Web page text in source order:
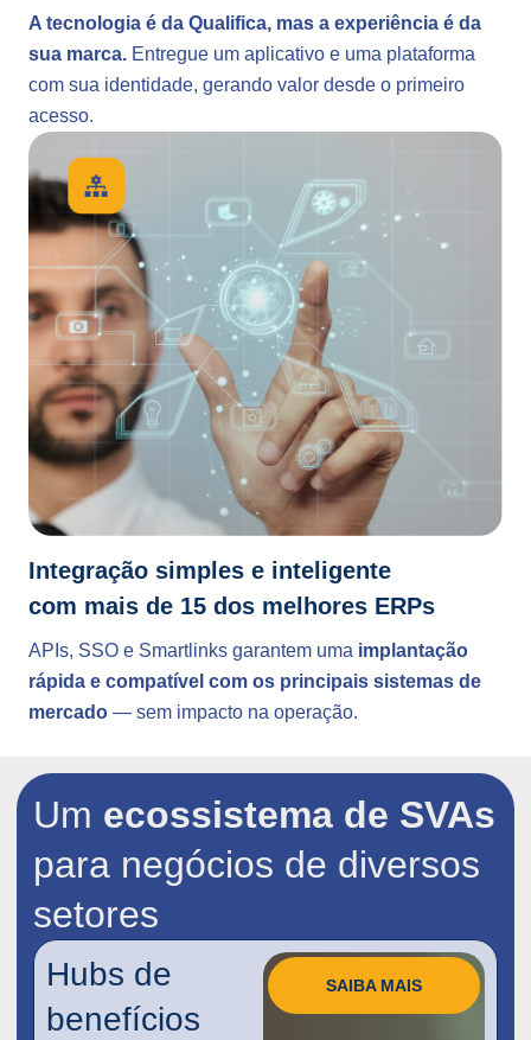
A tecnologia é da Qualifica, mas a experiência é da
sua marca. Entregue um aplicativo e uma plataforma
com sua identidade, gerando valor desde o primeiro
acesso.
Integração simples e inteligente
com mais de 15 dos melhores ERPs
APIs, SSO e Smartlinks garantem uma implantação
rápida e compatível com os principais sistemas de
mercado — sem impacto na operação.
Um ecossistema de SVAs
para negócios de diversos
setores
Hubs de
benefícios
SAIBA MAIS